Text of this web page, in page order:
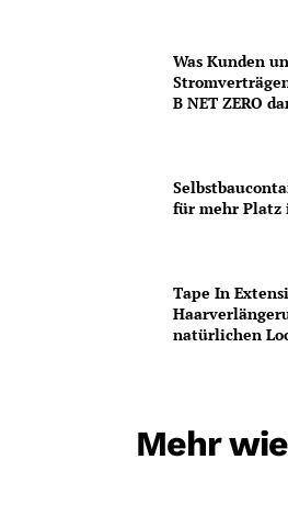
Was Kunden
B NET ZERO
für mehr Platz
Tape In
natürlichen
Mehr